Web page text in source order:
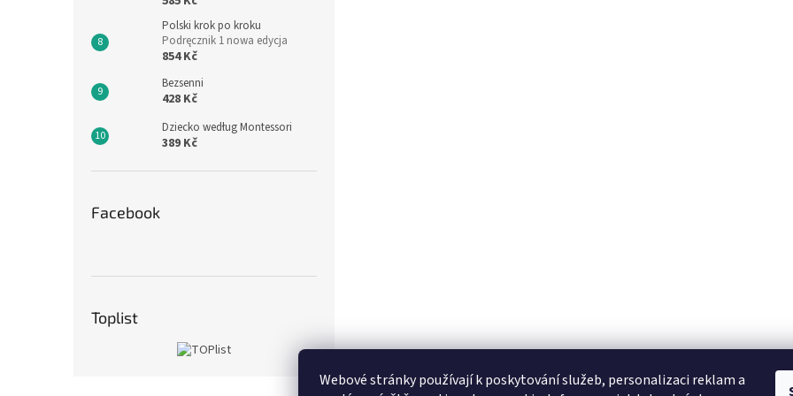
Webové stránky používají k poskytování služeb, personalizaci reklam a
Polski krok po kroku
Podręcznik 1 nowa edycja
854 Kč
Bezsenni
428 Kč
Dziecko według Montessori
389 Kč
Facebook
Toplist